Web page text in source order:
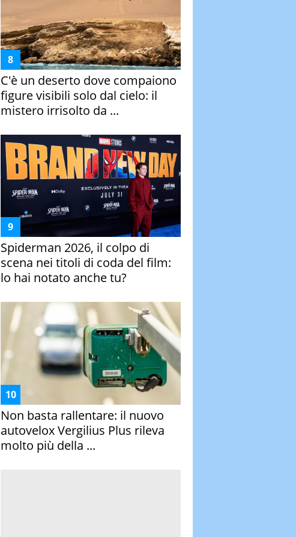
C'è un deserto dove compaiono
figure visibili solo dal cielo: il
mistero irrisolto da ...
Spiderman 2026, il colpo di
scena nei titoli di coda del film:
lo hai notato anche tu?
Non basta rallentare: il nuovo
autovelox Vergilius Plus rileva
molto più della ...